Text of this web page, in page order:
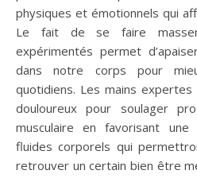
physiques et émotionnels qui
Le fait de se faire
expérimentés permet
dans notre corps pour
quotidiens. Les mains
douloureux pour soulager
musculaire en favorisant une
fluides corporels qui
retrouver un certain bien être